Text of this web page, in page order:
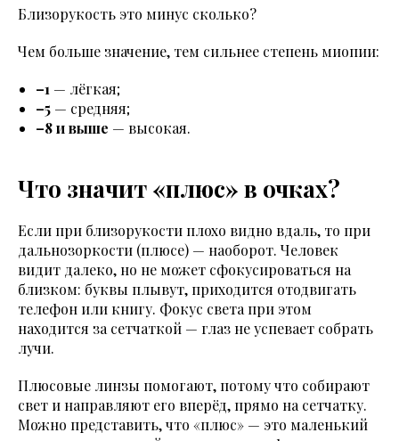
Близорукость это минус сколько?
Чем больше значение, тем сильнее степень миопии:
–1 — лёгкая;
–5 — средняя;
–8 и выше — высокая.
Что значит «плюс» в очках?
Если при близорукости плохо видно вдаль, то при
дальнозоркости (плюсе) — наоборот. Человек
видит далеко, но не может сфокусироваться на
близком: буквы плывут, приходится отодвигать
телефон или книгу. Фокус света при этом
находится за сетчаткой — глаз не успевает собрать
лучи.
Плюсовые линзы помогают, потому что собирают
свет и направляют его вперёд, прямо на сетчатку.
Можно представить, что «плюс» — это маленький